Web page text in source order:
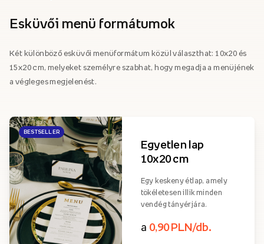
Esküvői menü formátumok
Két különböző esküvői menüformátum közül választhat: 10x20 és
15x20 cm, melyeket személyre szabhat, hogy megadja a menüjének
a végleges megjelenést.
BESTSELLER
Egyetlen lap
10x20 cm
Egy keskeny étlap, amely
tökéletesen illik minden
vendég tányérjára.
a 0,90 PLN/db.